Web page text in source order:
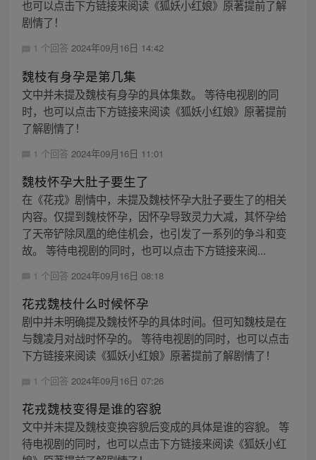
也可以点击下方链接来阅读《狐妖小红娘》原著提前了解
剧情了！
1 个回答 2024年09月16日 14:42
魏枝有身孕是第几集
文中并未提及魏枝有身孕的具体集数。 等待电视剧的同
时，也可以点击下方链接来阅读《狐妖小红娘》原著提前
了解剧情了！
1 个回答 2024年09月16日 11:01
魏枝怀孕大肚子要生了
在《花戎》剧情中，未提及魏枝怀孕大肚子要生了的相关
内容。仅提到魏枝怀孕，因怀孕导致灵力大减，其怀孕给
了天帝铲除凤凰的绝佳机会，也引发了一系列的争斗和变
故。 等待电视剧的同时，也可以点击下方链接来阅...
1 个回答 2024年09月16日 08:18
花戎魏枝什么时候怀孕
剧中并未明确提及魏枝怀孕的具体时间。但可知魏枝是在
与魏凌月对战时怀孕的。 等待电视剧的同时，也可以点击
下方链接来阅读《狐妖小红娘》原著提前了解剧情了！
1 个回答 2024年09月16日 07:26
花戎魏枝变得是谁的容貌
文中并未提及魏枝变换容貌后变成的具体是谁的容貌。 等
待电视剧的同时，也可以点击下方链接来阅读《狐妖小红